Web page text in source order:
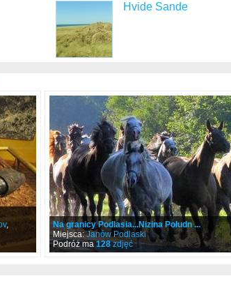
Hvide Sande
,
Na granicy Podlasia...Nizina Połudn ...
Miejsca:Janów Podlaski
Podróż ma 128zdjęć